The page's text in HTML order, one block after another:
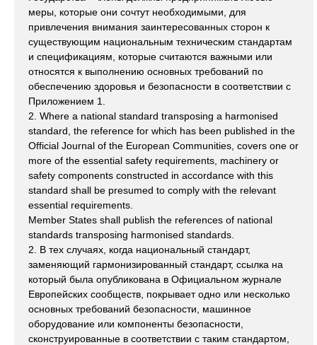
меры, которые они сочтут необходимыми, для
привлечения внимания заинтересованных сторон к
существующим национальным техническим стандартам
и спецификациям, которые считаются важными или
относятся к выполнению основных требований по
обеспечению здоровья и безопасности в соответствии с
Приложением 1.
2. Where a national standard transposing a harmonised
standard, the reference for which has been published in the
Official Journal of the European Communities, covers one or
more of the essential safety requirements, machinery or
safety components constructed in accordance with this
standard shall be presumed to comply with the relevant
essential requirements.
Member States shall publish the references of national
standards transposing harmonised standards.
2. В тех случаях, когда национальный стандарт,
заменяющий гармонизированный стандарт, ссылка на
который была опубликована в Официальном журнале
Европейских сообществ, покрывает одно или несколько
основных требований безопасности, машинное
оборудование или компоненты безопасности,
сконструированные в соответствии с таким стандартом,